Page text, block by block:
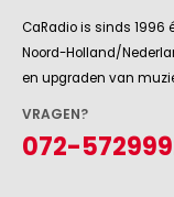
CaRadio is sinds 1996
Noord-Holland/
en upgraden van
VRAGEN?
072-